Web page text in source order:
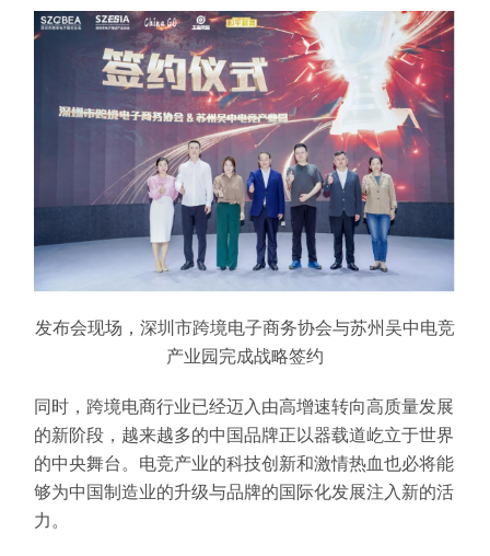
发布会现场，深圳市跨境电子商务协会与苏州吴中电竞
产业园完成战略签约
同时，跨境电商行业已经迈入由高增速转向高质量发展
的新阶段，越来越多的中国品牌正以器载道屹立于世界
的中央舞台。电竞产业的科技创新和激情热血也必将能
够为中国制造业的升级与品牌的国际化发展注入新的活
力。